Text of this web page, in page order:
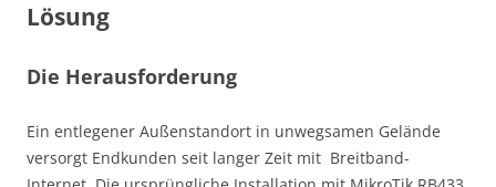
Lösung
Die Herausforderung
Ein entlegener Außenstandort in unwegsamen Gelände
versorgt Endkunden seit langer Zeit mit Breitband-